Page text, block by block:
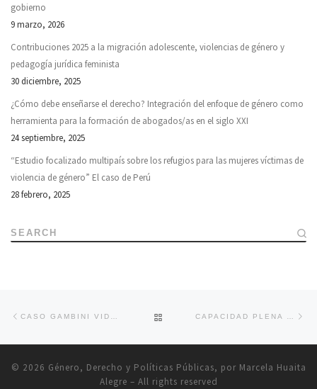
gobierno
9 marzo, 2026
Contribuciones 2025 a la migración adolescente, violencias de género y
pedagogía jurídica feminista
30 diciembre, 2025
¿Cómo debe enseñarse el derecho? Integración del enfoque de género como
herramienta para la formación de abogados/as en el siglo XXI
24 septiembre, 2025
“Estudio focalizado multipaís sobre los refugios para las mujeres víctimas de
violencia de género” El caso de Perú
28 febrero, 2025
SEARCH
BACK TO POST LIST
© 2026 Género, Derecho y Políticas Públicas, por Marcela Huaita
Alegre – All rights reserved